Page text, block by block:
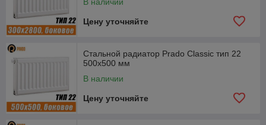
Цену уточняйте
Стальной радиатор Prado Classic тип 22
500x500 мм
В наличии
Цену уточняйте